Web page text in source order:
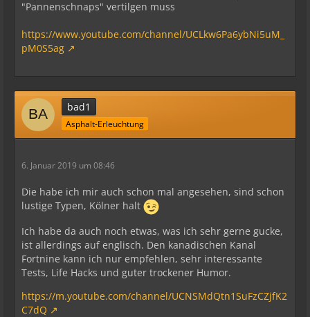
"Pannenschnaps" vertilgen muss
https://www.youtube.com/channel/UCLkw6Pa6ybNi5uM_
pM0S5ag
bad1
Asphalt-Erleuchtung
6. Januar 2019 um 08:46
Die habe ich mir auch schon mal angesehen, sind schon
lustige Typen, Kölner halt
Ich habe da auch noch etwas, was ich sehr gerne gucke,
ist allerdings auf englisch. Den kanadischen Kanal
Fortnine kann ich nur empfehlen, sehr interessante
Tests, Life Hacks und guter trockener Humor.
https://m.youtube.com/channel/UCNSMdQtn1SuFzCZjfK2
C7dQ